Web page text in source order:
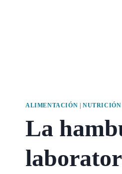
ALIMENTACIÓN NUTRICIÓN
La